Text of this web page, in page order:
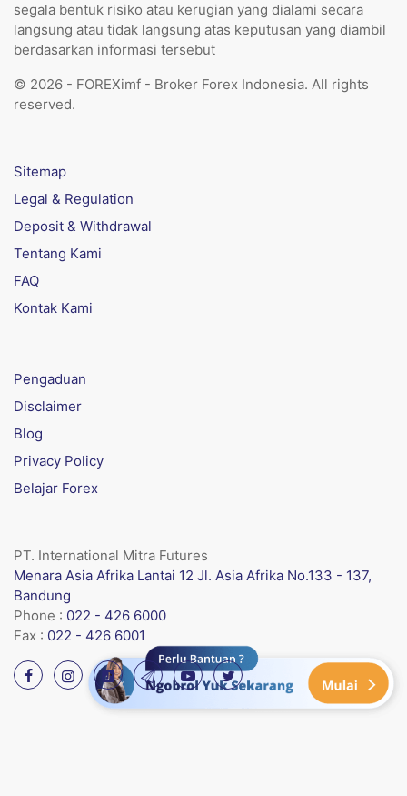
segala bentuk risiko atau kerugian yang dialami secara
langsung atau tidak langsung atas keputusan yang diambil
berdasarkan informasi tersebut
© 2026 - FOREXimf - Broker Forex Indonesia. All rights
reserved.
Sitemap
Legal & Regulation
Deposit & Withdrawal
Tentang Kami
FAQ
Kontak Kami
Pengaduan
Disclaimer
Blog
Privacy Policy
Belajar Forex
PT. International Mitra Futures
Menara Asia Afrika Lantai 12 Jl. Asia Afrika No.133 - 137,
Bandung
Phone : 022 - 426 6000
Fax : 022 - 426 6001